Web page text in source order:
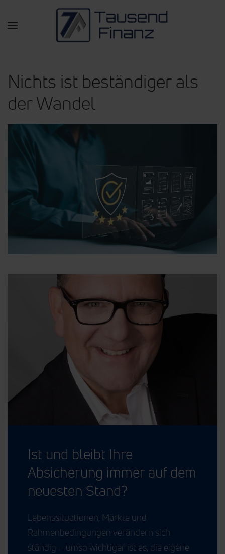
Zum Hauptinhalt springen
Nichts ist beständiger als
der Wandel
Ist und bleibt Ihre
Absicherung immer auf dem
neuesten Stand?
Lebenssituationen, Märkte und
Rahmenbedingungen verändern sich
ständig – umso wichtiger ist es, die eigene